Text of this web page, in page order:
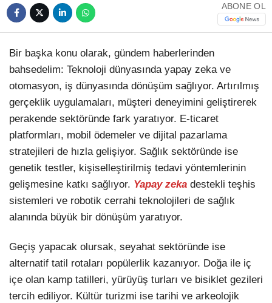
ABONE OL
Bir başka konu olarak, gündem haberlerinden
bahsedelim: Teknoloji dünyasında yapay zeka ve
otomasyon, iş dünyasında dönüşüm sağlıyor. Artırılmış
gerçeklik uygulamaları, müşteri deneyimini geliştirerek
perakende sektöründe fark yaratıyor. E-ticaret
platformları, mobil ödemeler ve dijital pazarlama
stratejileri de hızla gelişiyor. Sağlık sektöründe ise
genetik testler, kişiselleştirilmiş tedavi yöntemlerinin
gelişmesine katkı sağlıyor. Yapay zeka destekli teşhis
sistemleri ve robotik cerrahi teknolojileri de sağlık
alanında büyük bir dönüşüm yaratıyor.
Geçiş yapacak olursak, seyahat sektöründe ise
alternatif tatil rotaları popülerlik kazanıyor. Doğa ile iç
içe olan kamp tatilleri, yürüyüş turları ve bisiklet gezileri
tercih ediliyor. Kültür turizmi ise tarihi ve arkeolojik